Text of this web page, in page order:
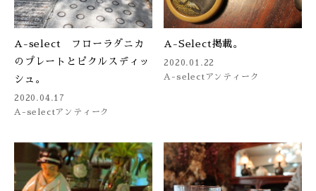
A-select フローラダニカ
のプレートとピクルスディッ
シュ。
2020.04.17
A-selectアンティーク
A-Select掲載。
2020.01.22
A-select アンティーク